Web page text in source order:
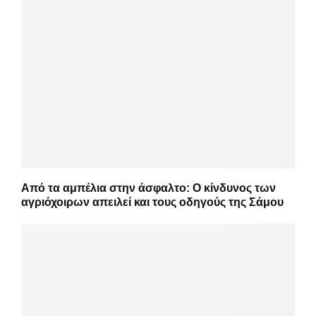
Από τα αμπέλια στην άσφαλτο: Ο κίνδυνος των
αγριόχοιρων απειλεί και τους οδηγούς της Σάμου